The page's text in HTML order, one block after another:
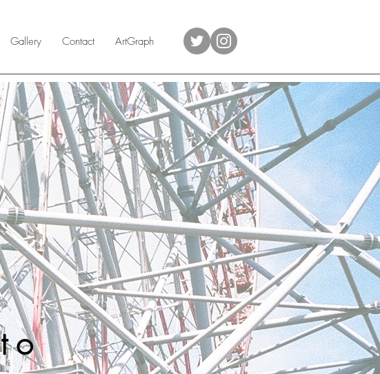
Gallery Contact ArtGraph